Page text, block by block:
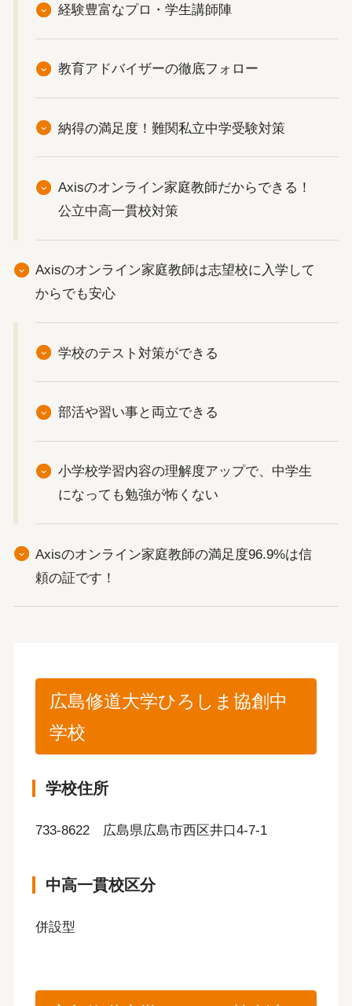
経験豊富なプロ・学生講師陣
教育アドバイザーの徹底フォロー
納得の満足度！難関私立中学受験対策
Axisのオンライン家庭教師だからできる！
公立中高一貫校対策
Axisのオンライン家庭教師は志望校に入学して
からでも安心
学校のテスト対策ができる
部活や習い事と両立できる
小学校学習内容の理解度アップで、中学生
になっても勉強が怖くない
Axisのオンライン家庭教師の満足度96.9%は信
頼の証です！
広島修道大学ひろしま協創中
学校
学校住所
733-8622 広島県広島市西区井口4-7-1
中高一貫校区分
併設型